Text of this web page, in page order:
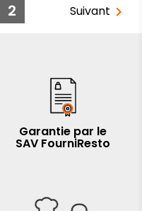
2 Suivant 
Garantie par le
SAV FourniResto